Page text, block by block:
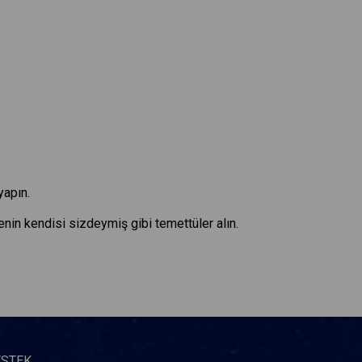
kendisi sizdeymiş gibi temettüler alın.